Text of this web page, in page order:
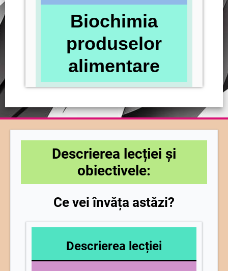
Biochimia
produselor
alimentare
Descrierea lecției și
obiectivele:
Ce vei învăța astăzi?
Descrierea lecției